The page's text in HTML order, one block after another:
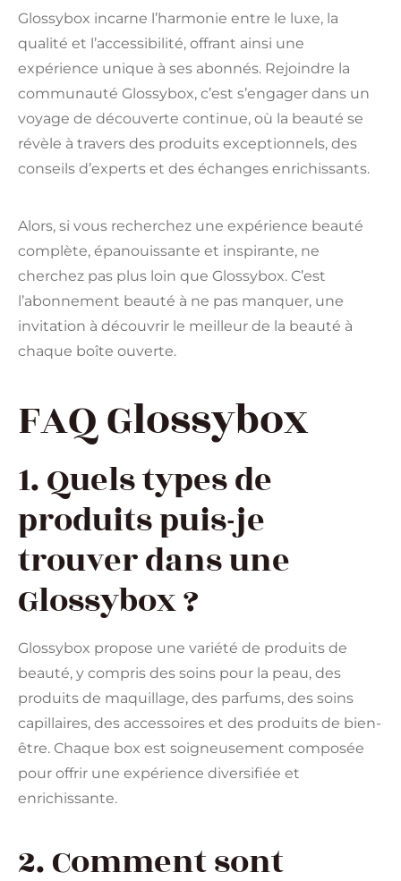
Glossybox incarne l’harmonie entre le luxe, la
qualité et l’accessibilité, offrant ainsi une
expérience unique à ses abonnés. Rejoindre la
communauté Glossybox, c’est s’engager dans un
voyage de découverte continue, où la beauté se
révèle à travers des produits exceptionnels, des
conseils d’experts et des échanges enrichissants.
Alors, si vous recherchez une expérience beauté
complète, épanouissante et inspirante, ne
cherchez pas plus loin que Glossybox. C’est
l’abonnement beauté à ne pas manquer, une
invitation à découvrir le meilleur de la beauté à
chaque boîte ouverte.
FAQ Glossybox
1. Quels types de
produits puis-je
trouver dans une
Glossybox ?
Glossybox propose une variété de produits de
beauté, y compris des soins pour la peau, des
produits de maquillage, des parfums, des soins
capillaires, des accessoires et des produits de bien-
être. Chaque box est soigneusement composée
pour offrir une expérience diversifiée et
enrichissante.
2. Comment sont